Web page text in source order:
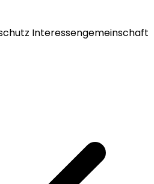
Interessengemeinschaft